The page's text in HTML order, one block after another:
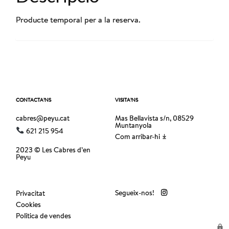
Producte temporal per a la reserva.
CONTACTA’NS
cabres@peyu.cat
621 215 954
2023 © Les Cabres d’en
Peyu
VISITA’NS
Mas Bellavista s/n, 08529
Muntanyola
Com arribar-hi
Privacitat
Cookies
Política de vendes
Segueix-nos!
lock